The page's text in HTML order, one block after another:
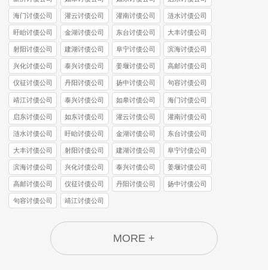
海门讨债公司 灌云讨债公司 灌南讨债公司 涟水讨债公司
盱眙讨债公司 金湖讨债公司 东台讨债公司 大丰讨债公司
射阳讨债公司 建湖讨债公司 阜宁讨债公司 滨海讨债公司
兴化讨债公司 泰兴讨债公司 姜堰讨债公司 高邮讨债公司
仪征讨债公司 丹阳讨债公司 扬中讨债公司 句容讨债公司
靖江讨债公司 泰兴讨债公司 如皋讨债公司 海门讨债公司
启东讨债公司 如东讨债公司 灌云讨债公司 灌南讨债公司
涟水讨债公司 盱眙讨债公司 金湖讨债公司 东台讨债公司
大丰讨债公司 射阳讨债公司 建湖讨债公司 阜宁讨债公司
滨海讨债公司 兴化讨债公司 泰兴讨债公司 姜堰讨债公司
高邮讨债公司 仪征讨债公司 丹阳讨债公司 扬中讨债公司
句容讨债公司 靖江讨债公司
MORE +